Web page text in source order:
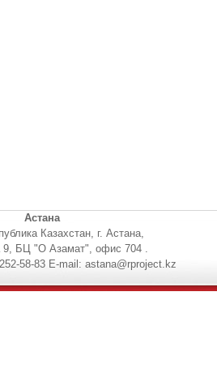
Астана
Казахстан, г. Астана,
9, БЦ "О Азамат", офис 704 .
58-83 E-mail: astana@rproject.kz